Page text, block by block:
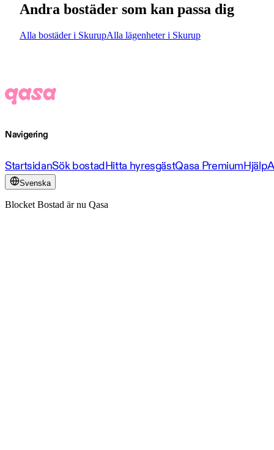
Andra bostäder som kan passa dig
Alla bostäder i SkurupAlla lägenheter i Skurup
Navigering
StartsidanSök bostadHitta hyresgästQasa PremiumHjälp
Svenska
Blocket Bostad är nu Qasa